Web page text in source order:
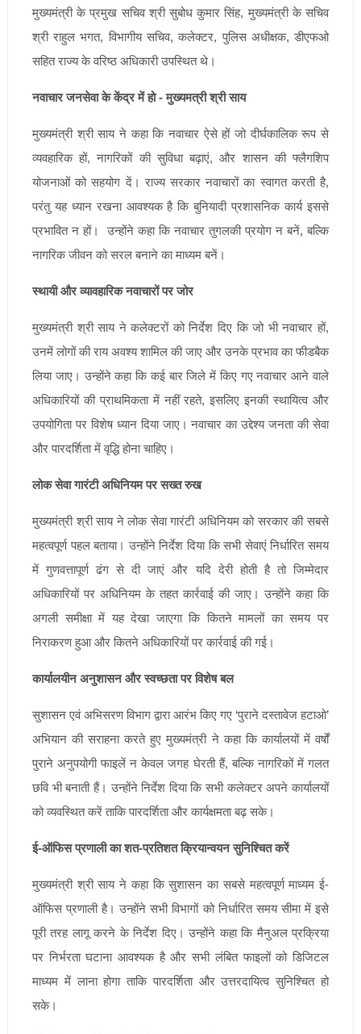
मुख्यमंत्री के प्रमुख सचिव श्री सुबोध कुमार सिंह, मुख्यमंत्री के सचिव
श्री राहुल भगत, विभागीय सचिव, कलेक्टर, पुलिस अधीक्षक, डीएफओ
सहित राज्य के वरिष्ठ अधिकारी उपस्थित थे।
नवाचार जनसेवा के केंद्र में हो - मुख्यमत्री श्री साय
मुख्यमंत्री श्री साय ने कहा कि नवाचार ऐसे हों जो दीर्घकालिक रूप से
व्यवहारिक हों, नागरिकों की सुविधा बढ़ाएं, और शासन की फ्लैगशिप
योजनाओं को सहयोग दें। राज्य सरकार नवाचारों का स्वागत करती है,
परंतु यह ध्यान रखना आवश्यक है कि बुनियादी प्रशासनिक कार्य इससे
प्रभावित न हों। उन्होंने कहा कि नवाचार तुगलकी प्रयोग न बनें, बल्कि
नागरिक जीवन को सरल बनाने का माध्यम बनें।
स्थायी और व्यावहारिक नवाचारों पर जोर
मुख्यमंत्री श्री साय ने कलेक्टरों को निर्देश दिए कि जो भी नवाचार हों,
उनमें लोगों की राय अवश्य शामिल की जाए और उनके प्रभाव का फीडबैक
लिया जाए। उन्होंने कहा कि कई बार जिले में किए गए नवाचार आने वाले
अधिकारियों की प्राथमिकता में नहीं रहते, इसलिए इनकी स्थायित्व और
उपयोगिता पर विशेष ध्यान दिया जाए। नवाचार का उद्देश्य जनता की सेवा
और पारदर्शिता में वृद्धि होना चाहिए।
लोक सेवा गारंटी अधिनियम पर सख्त रुख
मुख्यमंत्री श्री साय ने लोक सेवा गारंटी अधिनियम को सरकार की सबसे
महत्वपूर्ण पहल बताया। उन्होंने निर्देश दिया कि सभी सेवाएं निर्धारित समय
में गुणवत्तापूर्ण ढंग से दी जाएं और यदि देरी होती है तो जिम्मेदार
अधिकारियों पर अधिनियम के तहत कार्रवाई की जाए। उन्होंने कहा कि
अगली समीक्षा में यह देखा जाएगा कि कितने मामलों का समय पर
निराकरण हुआ और कितने अधिकारियों पर कार्रवाई की गई।
कार्यालयीन अनुशासन और स्वच्छता पर विशेष बल
सुशासन एवं अभिसरण विभाग द्वारा आरंभ किए गए ‘पुराने दस्तावेज हटाओ’
अभियान की सराहना करते हुए मुख्यमंत्री ने कहा कि कार्यालयों में वर्षों
पुराने अनुपयोगी फाइलें न केवल जगह घेरती हैं, बल्कि नागरिकों में गलत
छवि भी बनाती हैं। उन्होंने निर्देश दिया कि सभी कलेक्टर अपने कार्यालयों
को व्यवस्थित करें ताकि पारदर्शिता और कार्यक्षमता बढ़ सके।
ई-ऑफिस प्रणाली का शत-प्रतिशत क्रियान्वयन सुनिश्चित करें
मुख्यमंत्री श्री साय ने कहा कि सुशासन का सबसे महत्वपूर्ण माध्यम ई-
ऑफिस प्रणाली है। उन्होंने सभी विभागों को निर्धारित समय सीमा में इसे
पूरी तरह लागू करने के निर्देश दिए। उन्होंने कहा कि मैनुअल प्रक्रिया
पर निर्भरता घटाना आवश्यक है और सभी लंबित फाइलों को डिजिटल
माध्यम में लाना होगा ताकि पारदर्शिता और उत्तरदायित्व सुनिश्चित हो
सके।